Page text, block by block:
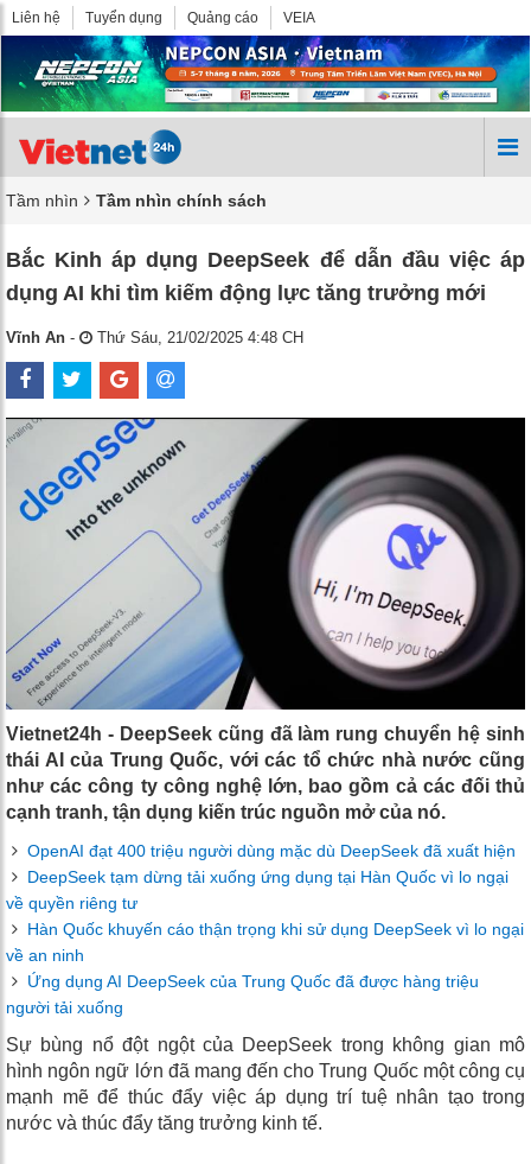
Liên hệ Tuyển dụng Quảng cáo VEIA
Tầm nhìn Tầm nhìn chính sách
Bắc Kinh áp dụng DeepSeek để dẫn đầu việc áp
dụng AI khi tìm kiếm động lực tăng trưởng mới
Vĩnh An - Thứ Sáu, 21/02/2025 4:48 CH
Vietnet24h - DeepSeek cũng đã làm rung chuyển hệ sinh
thái AI của Trung Quốc, với các tổ chức nhà nước cũng
như các công ty công nghệ lớn, bao gồm cả các đối thủ
cạnh tranh, tận dụng kiến ​​trúc nguồn mở của nó.
OpenAI đạt 400 triệu người dùng mặc dù DeepSeek đã xuất hiện
DeepSeek tạm dừng tải xuống ứng dụng tại Hàn Quốc vì lo ngại
về quyền riêng tư
Hàn Quốc khuyến cáo thận trọng khi sử dụng DeepSeek vì lo ngại
về an ninh
Ứng dụng AI DeepSeek của Trung Quốc đã được hàng triệu
người tải xuống
Sự bùng nổ đột ngột của DeepSeek trong không gian mô
hình ngôn ngữ lớn đã mang đến cho Trung Quốc một công cụ
mạnh mẽ để thúc đẩy việc áp dụng trí tuệ nhân tạo trong
nước và thúc đẩy tăng trưởng kinh tế.